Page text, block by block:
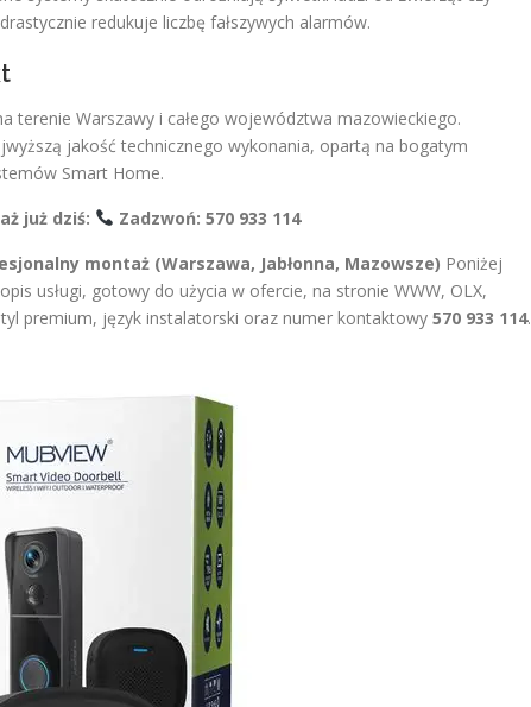
redukuje liczbę fałszywych alarmów.
terenie Warszawy i całego województwa mazowieckiego.
jakość technicznego wykonania, opartą na bogatym
Smart Home.
już dziś:
Zadzwoń: 570 933 114
montaż (Warszawa, Jabłonna, Mazowsze) Poniżej
usługi, gotowy do użycia w ofercie, na stronie WWW, OLX,
premium, język instalatorski oraz numer kontaktowy 570 933 114.